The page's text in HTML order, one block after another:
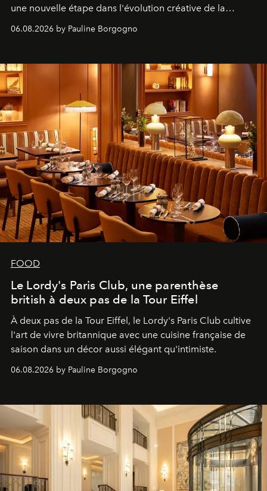
une nouvelle étape dans l'évolution créative de la
06.08.2026 by Pauline Borgogno
FOOD
Le Lordy's Paris Club, une parenthèse
british à deux pas de la Tour Eiffel
À deux pas de la Tour Eiffel, le Lordy's Paris Club cultive
l'art de vivre britannique avec une cuisine française de
saison dans un décor aussi élégant qu'intimiste.
06.08.2026 by Pauline Borgogno